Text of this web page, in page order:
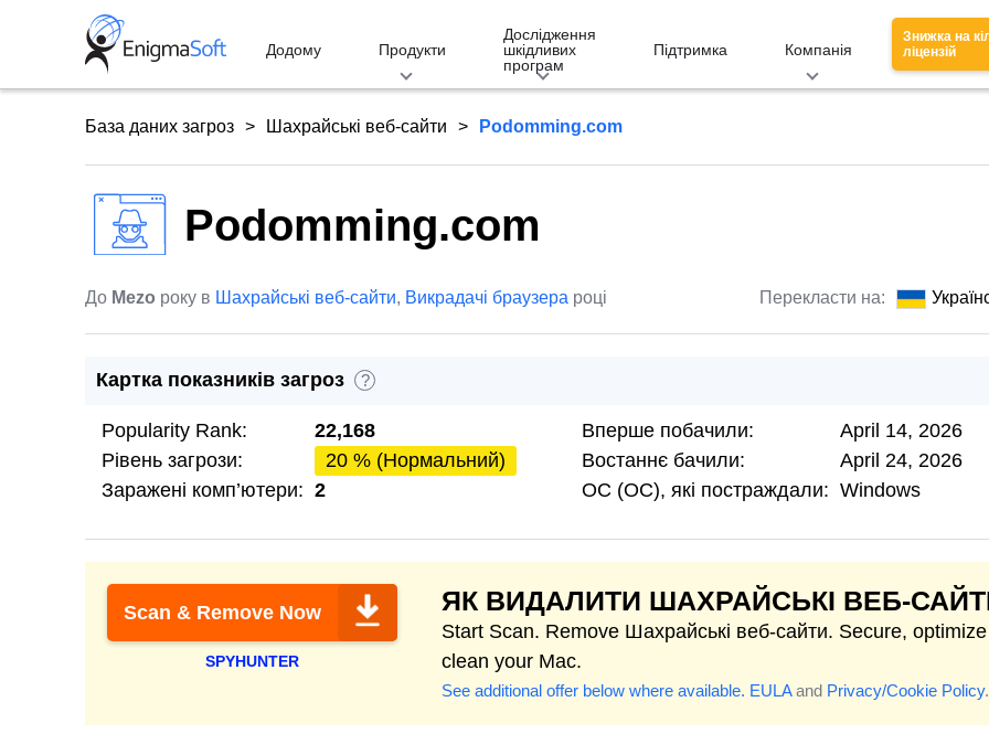
Додому Продукти
Дослідження
шкідливих
програм
Підтримка Компанія
Знижка на
ліцензій
База даних загроз Шахрайські веб-сайти Podomming.com
Podomming.com
До Mezo року в Шахрайські веб-сайти, Викрадачі браузера році Перекласти на:
Картка показників загроз ?
Popularity Rank:
22,168
Рівень загрози:
20 % (Нормальний)
Заражені комп’ютери: 2
Вперше побачили:
April 14, 2026
Востаннє бачили:
April 24, 2026
ОС (ОС), які постраждали: Windows
Scan & Remove Now
SPYHUNTER
ЯК ВИДАЛИТИ ШАХРАЙСЬКІ ВЕБ-
Start Scan. Remove Шахрайські веб-сайти. Secure,
clean your Mac.
See additional offer below where available. EULAand Privacy/Cookie Policy.